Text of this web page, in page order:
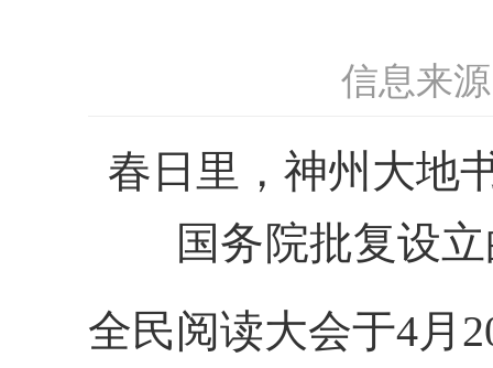
信息来
春日里，神州大地
国务院批复设立
全民阅读大会于4月